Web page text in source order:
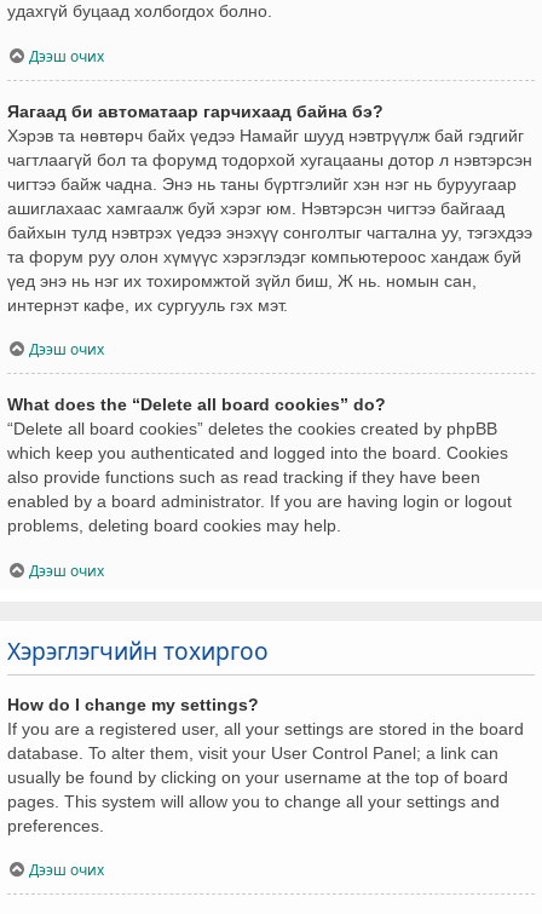
удахгүй буцаад холбогдох болно.
Дээш очих
Яагаад би автоматаар гарчихаад байна бэ?
Хэрэв та нөвтөрч байх үедээ Намайг шууд нэвтрүүлж бай гэдгийг
чагтлаагүй бол та форумд тодорхой хугацааны дотор л нэвтэрсэн
чигтээ байж чадна. Энэ нь таны бүртгэлийг хэн нэг нь буруугаар
ашиглахаас хамгаалж буй хэрэг юм. Нэвтэрсэн чигтээ байгаад
байхын тулд нэвтрэх үедээ энэхүү сонголтыг чагтална уу, тэгэхдээ
та форум руу олон хүмүүс хэрэглэдэг компьютероос хандаж буй
үед энэ нь нэг их тохиромжтой зүйл биш, Ж нь. номын сан,
интернэт кафе, их сургууль гэх мэт.
Дээш очих
What does the “Delete all board cookies” do?
“Delete all board cookies” deletes the cookies created by phpBB
which keep you authenticated and logged into the board. Cookies
also provide functions such as read tracking if they have been
enabled by a board administrator. If you are having login or logout
problems, deleting board cookies may help.
Дээш очих
Хэрэглэгчийн тохиргоо
How do I change my settings?
If you are a registered user, all your settings are stored in the board
database. To alter them, visit your User Control Panel; a link can
usually be found by clicking on your username at the top of board
pages. This system will allow you to change all your settings and
preferences.
Дээш очих